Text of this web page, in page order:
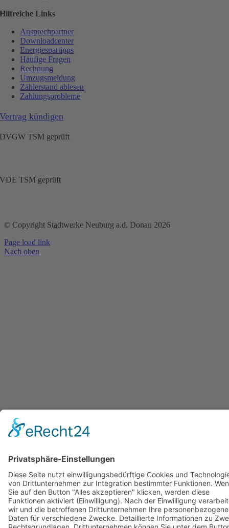
Hilfreiche Links
Ansprechpartner
Downloadcenter
Energiespartipps
Häufige Fragen
Rechnung
Umzugsmeldung
Zählerstand ablesen
Zahlungsprobleme
Vertrag kündigen
DVGW TSM geprüft
VDE TSM geprüft
© Copyright Stadtwerke Neuburg a.d. Donau 2026
Page load link
Nach oben